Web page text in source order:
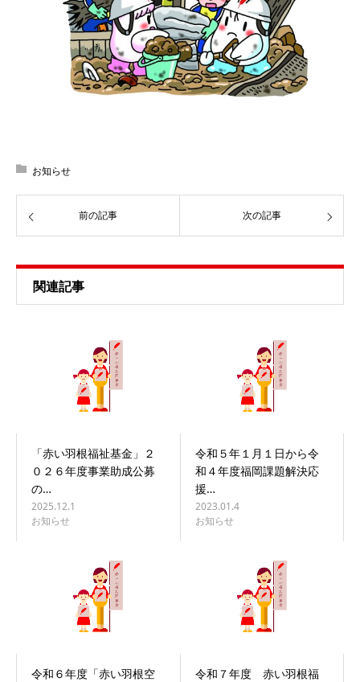
お知らせ
前の記事 次の記事
関連記事
「赤い羽根福祉基金」２
０２６年度事業助成公募
の…
2025.12.1
お知らせ
令和５年１月１日から令
和４年度福岡課題解決応
援…
2023.01.4
お知らせ
令和６年度「赤い羽根空
令和７年度 赤い羽根福